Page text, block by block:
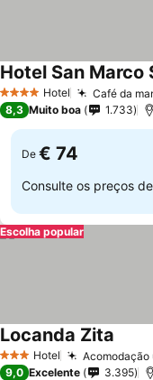
4 EstrelasHotel Café da
Hotel San Marco
8,3 Muito boa 1.733
De € 74
Consulte os preços de
Escolha popular
3 EstrelasHotel Acomodação
Locanda Zita
9,0 Excelente 3.395